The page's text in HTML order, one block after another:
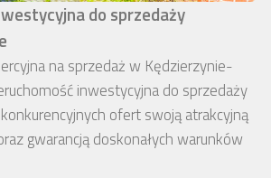
do sprzedaży
na sprzedaż w Kędzierzynie-
inwestycyjna do sprzedaży
ofert swoją atrakcyjną
gwarancją doskonałych warunków